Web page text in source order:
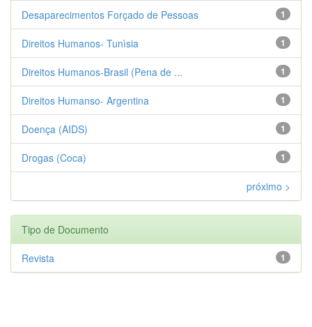
1
Desaparecimentos Forçado de Pessoas
1
Direitos Humanos- Tunìsia
1
Direitos Humanos-Brasil (Pena de ...
1
Direitos Humanso- Argentina
1
Doença (AIDS)
1
Drogas (Coca)
próximo >
Tipo de Documento
1
Revista